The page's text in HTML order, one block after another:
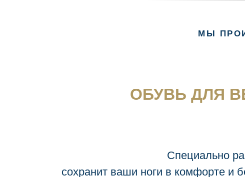
МЫ
ОБУВЬ ДЛЯ
Специально
сохранит ваши ноги в комфорте и